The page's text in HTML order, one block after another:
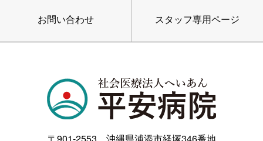
お問い合わせ スタッフ専用ページ
〒901-2553 沖縄県浦添市経塚346番地